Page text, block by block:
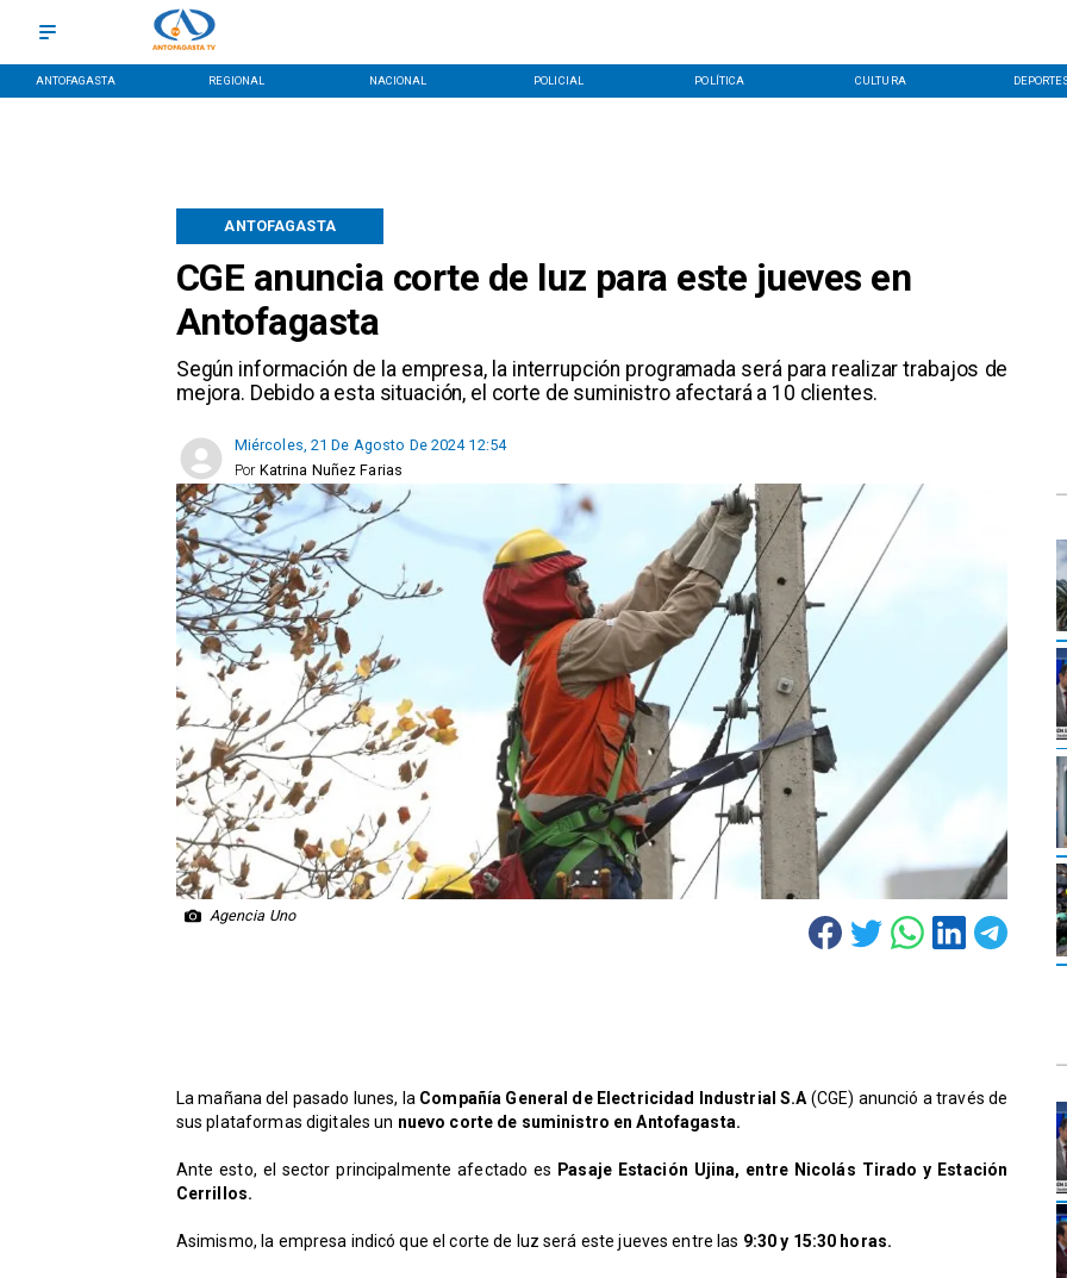
ANTOFAGASTA REGIONAL NACIONAL POLICIAL POLÍTICA CULTURA
CGE anuncia corte de luz para este jueves en
Antofagasta
​Según información de la empresa, la interrupción programada será para realizar trabajos de
mejora. Debido a esta situación, el corte de suministro afectará a 10 clientes.
ANTOFAGASTA
Miércoles, 21 De Agosto De 2024 12:54
Katrina Nuñez Farias
Por
Agencia Uno
La mañana del pasado lunes, la Compañía General de Electricidad Industrial S.A(CGE) anunció a través de
sus plataformas digitales un nuevo corte de suministro en Antofagasta.
Ante esto, el sector principalmente afectado es Pasaje Estación Ujina, entre Nicolás Tirado y Estación
Cerrillos.
Asimismo, la empresa indicó que el corte de luz será este jueves entre las 9:30 y 15:30 horas.